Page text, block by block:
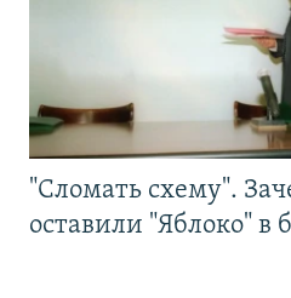
"Сломать схему".
оставили "Яблоко" в